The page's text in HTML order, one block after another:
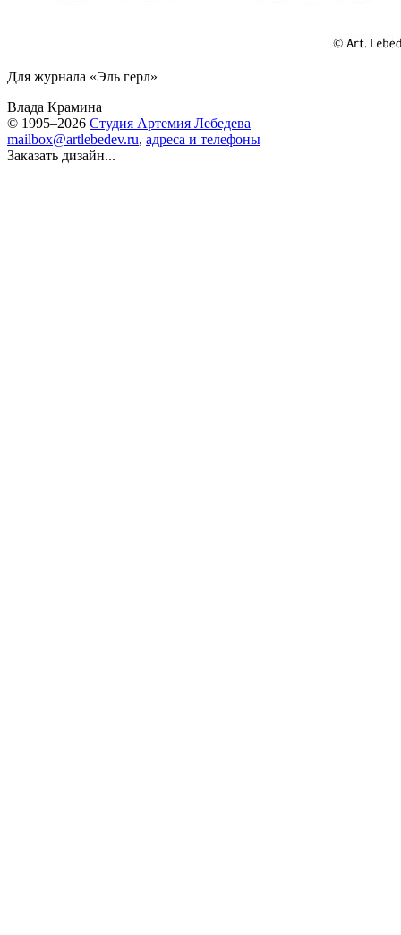
Для журнала «Эль герл»
Влада Крамина
© 1995–2026 Студия Артемия Лебедева
mailbox@artlebedev.ru, адреса и телефоны
Заказать дизайн...